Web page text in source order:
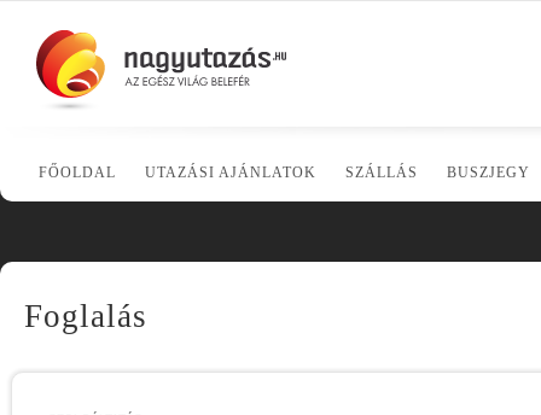
FŐOLDAL UTAZÁSI AJÁNLATOK SZÁLLÁS BUSZJEGY
Foglalás